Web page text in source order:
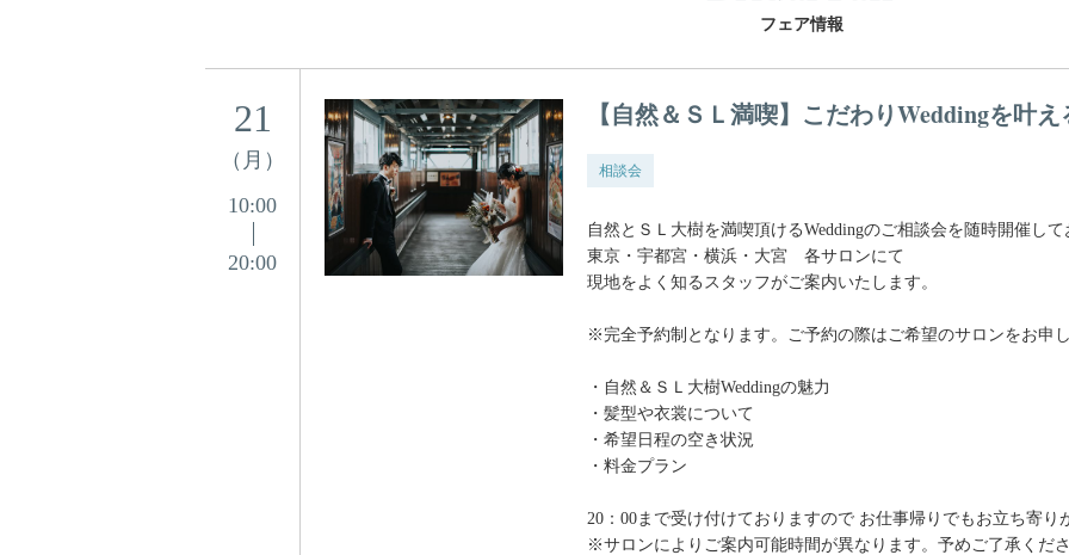
フェア情報
21
（月）
10:00
20:00
【自然＆ＳＬ満喫】こだわりWeddingを叶
相談会
自然とＳＬ大樹を満喫頂けるWeddingのご相談会を随時開催して
東京・宇都宮・横浜・大宮 各サロンにて
現地をよく知るスタッフがご案内いたします。
※完全予約制となります。ご予約の際はご希望のサロンをお申し
・自然＆ＳＬ大樹Weddingの魅力
・髪型や衣裳について
・希望日程の空き状況
・料金プラン
20：00まで受け付けておりますので お仕事帰りでもお立ち寄り
※サロンによりご案内可能時間が異なります。予めご了承くださ